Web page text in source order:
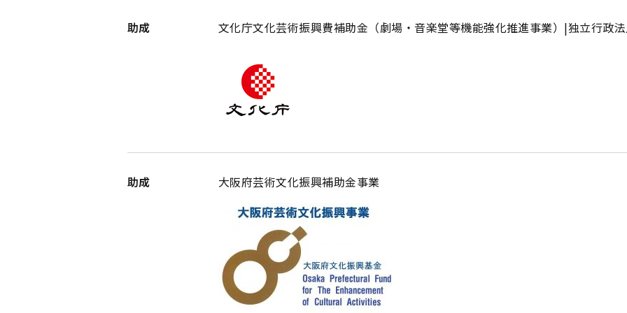
助成 文化庁文化芸術振興費補助金（劇場・音楽堂等機能強化推進事業）|独立行政
助成 大阪府芸術文化振興補助金事業